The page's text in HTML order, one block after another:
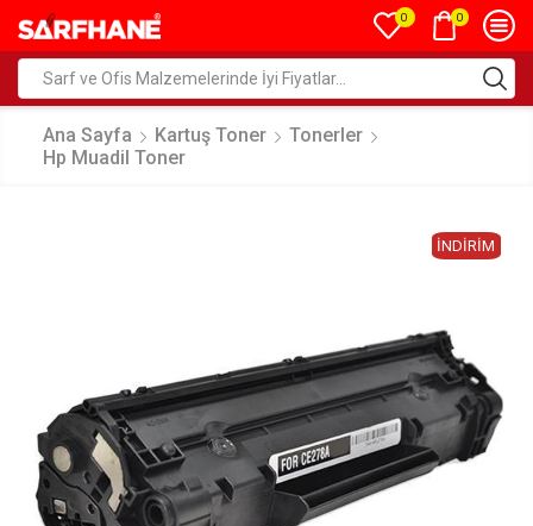
0 0
Ana Sayfa Kartuş Toner
Tonerler
Hp Muadil Toner
İNDIRIM